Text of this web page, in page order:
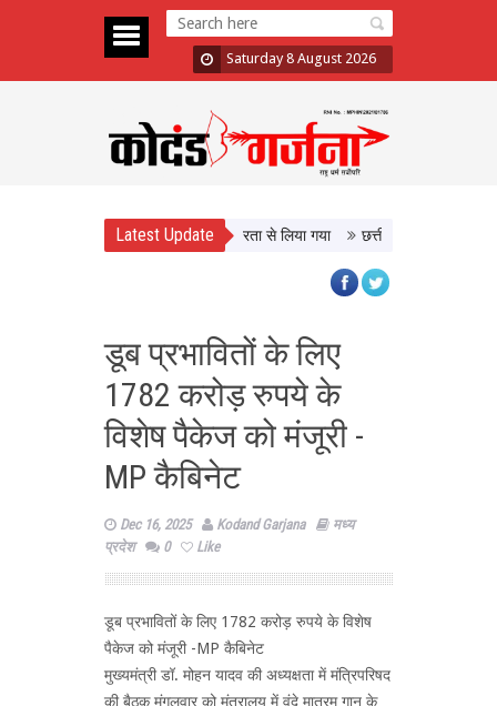
Saturday 8 August 2026
Latest Update
बाद छात्रों का दावा- मांगों को गंभीरता से लिया गया छत्तीसगढ़ में श्रमिक कल्याण
डूब प्रभावितों के लिए
1782 करोड़ रुपये के
विशेष पैकेज को मंजूरी -
MP कैबिनेट
Dec 16, 2025 Kodand Garjana
मध्य
प्रदेश
0 Like
डूब प्रभावितों के लिए 1782 करोड़ रुपये के विशेष
पैकेज को मंजूरी -MP कैबिनेट
मुख्यमंत्री डॉ. मोहन यादव की अध्यक्षता में मंत्रिपरिषद
की बैठक मंगलवार को मंत्रालय में वंदे मातरम गान के